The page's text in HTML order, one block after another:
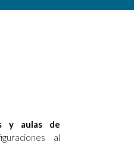
y aulas de
al